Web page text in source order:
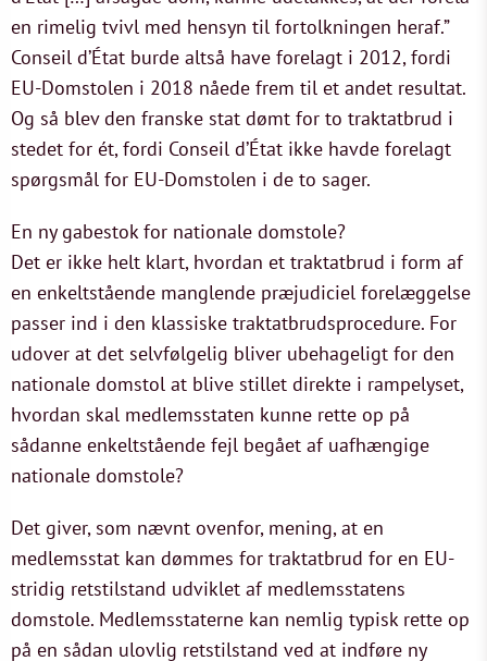
en rimelig tvivl med hensyn til fortolkningen heraf.”
Conseil d’État burde altså have forelagt i 2012, fordi
EU-Domstolen i 2018 nåede frem til et andet resultat.
Og så blev den franske stat dømt for to traktatbrud i
stedet for ét, fordi Conseil d’État ikke havde forelagt
spørgsmål for EU-Domstolen i de to sager.
En ny gabestok for nationale domstole?
Det er ikke helt klart, hvordan et traktatbrud i form af
en enkeltstående manglende præjudiciel forelæggelse
passer ind i den klassiske traktatbrudsprocedure. For
udover at det selvfølgelig bliver ubehageligt for den
nationale domstol at blive stillet direkte i rampelyset,
hvordan skal medlemsstaten kunne rette op på
sådanne enkeltstående fejl begået af uafhængige
nationale domstole?
Det giver, som nævnt ovenfor, mening, at en
medlemsstat kan dømmes for traktatbrud for en EU-
stridig retstilstand udviklet af medlemsstatens
domstole. Medlemsstaterne kan nemlig typisk rette op
på en sådan ulovlig retstilstand ved at indføre ny